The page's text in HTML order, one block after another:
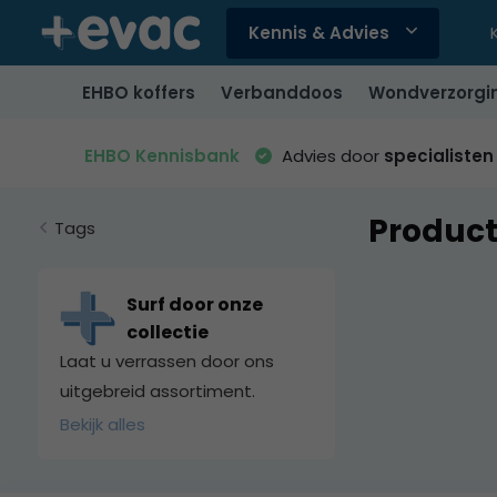
Kennis & Advies
Gebruik
de
pijltjes
een
selecteren.
Enter
om
EHBO koffers Verbanddoos
EHBO Kennisbank Advies door specialisten
Tags
Surf door onze
collectie
Laat u verrassen door ons
uitgebreid assortiment.
Bekijk alles